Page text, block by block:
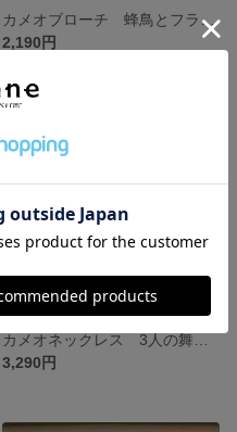
カメオブローチ 蜂鳥とフラワー 1点限り
2,190円
3,290円